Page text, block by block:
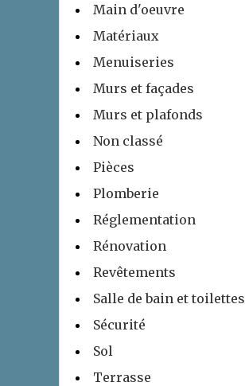
Main d'oeuvre
Matériaux
Menuiseries
Murs et façades
Murs et plafonds
Non classé
Pièces
Plomberie
Réglementation
Rénovation
Revêtements
Salle de bain et toilettes
Sécurité
Sol
Terrasse